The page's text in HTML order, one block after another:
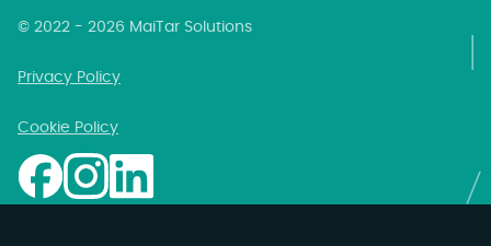
© 2022 - 2026 MaiTar Solutions
Privacy Policy
Cookie Policy